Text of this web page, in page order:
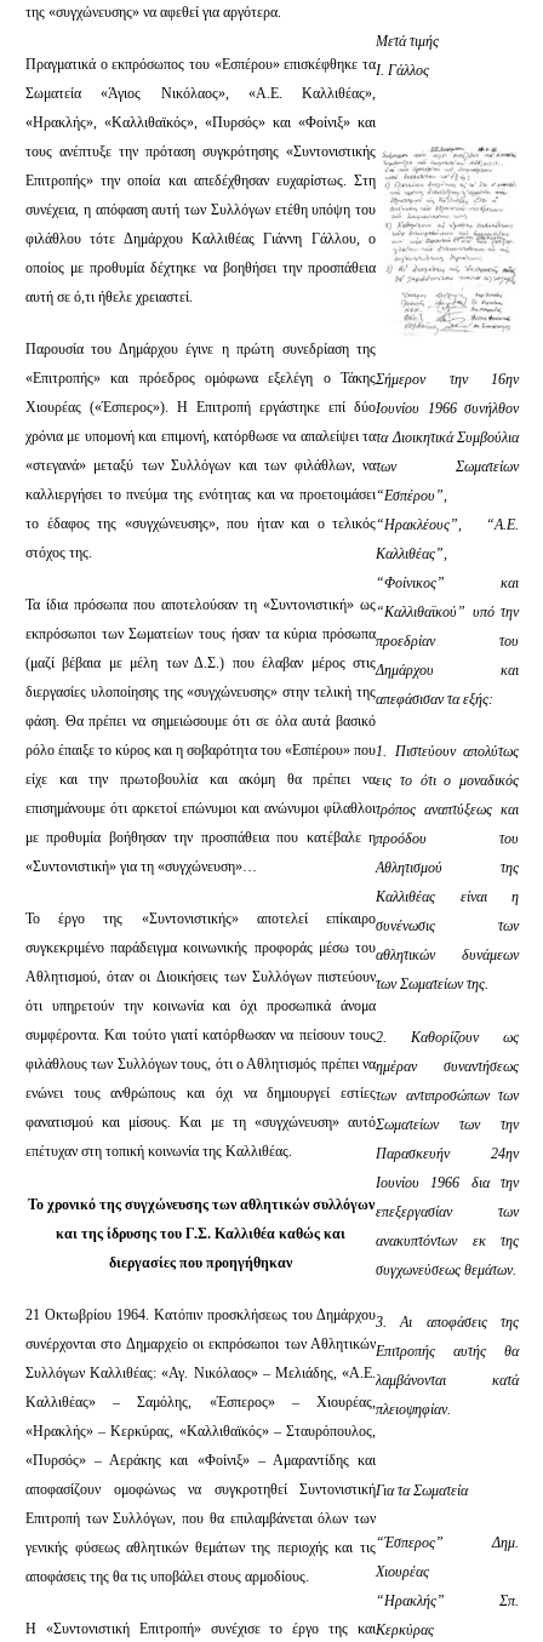
της «συγχώνευσης» να αφεθεί για αργότερα.
Πραγματικά ο εκπρόσωπος του «Εσπέρου» επισκέφθηκε τα
Σωματεία «Άγιος Νικόλαος», «Α.Ε. Καλλιθέας»,
«Ηρακλής», «Καλλιθαϊκός», «Πυρσός» και «Φοίνιξ» και
τους ανέπτυξε την πρόταση συγκρότησης «Συντονιστικής
Επιτροπής» την οποία και απεδέχθησαν ευχαρίστως. Στη
συνέχεια, η απόφαση αυτή των Συλλόγων ετέθη υπόψη του
φιλάθλου τότε Δημάρχου Καλλιθέας Γιάννη Γάλλου, ο
οποίος με προθυμία δέχτηκε να βοηθήσει την προσπάθεια
αυτή σε ό,τι ήθελε χρειαστεί.
Παρουσία του Δημάρχου έγινε η πρώτη συνεδρίαση της
«Επιτροπής» και πρόεδρος ομόφωνα εξελέγη ο Τάκης
Χιουρέας («Έσπερος»). Η Επιτροπή εργάστηκε επί δύο
χρόνια με υπομονή και επιμονή, κατόρθωσε να απαλείψει τα
«στεγανά» μεταξύ των Συλλόγων και των φιλάθλων, να
καλλιεργήσει το πνεύμα της ενότητας και να προετοιμάσει
το έδαφος της «συγχώνευσης», που ήταν και ο τελικός
στόχος της.
Τα ίδια πρόσωπα που αποτελούσαν τη «Συντονιστική» ως
εκπρόσωποι των Σωματείων τους ήσαν τα κύρια πρόσωπα
(μαζί βέβαια με μέλη των Δ.Σ.) που έλαβαν μέρος στις
διεργασίες υλοποίησης της «συγχώνευσης» στην τελική της
φάση. Θα πρέπει να σημειώσουμε ότι σε όλα αυτά βασικό
ρόλο έπαιξε το κύρος και η σοβαρότητα του «Εσπέρου» που
είχε και την πρωτοβουλία και ακόμη θα πρέπει να
επισημάνουμε ότι αρκετοί επώνυμοι και ανώνυμοι φίλαθλοι
με προθυμία βοήθησαν την προσπάθεια που κατέβαλε η
«Συντονιστική» για τη «συγχώνευση»…
Το έργο της «Συντονιστικής» αποτελεί επίκαιρο
συγκεκριμένο παράδειγμα κοινωνικής προφοράς μέσω του
Αθλητισμού, όταν οι Διοικήσεις των Συλλόγων πιστεύουν
ότι υπηρετούν την κοινωνία και όχι προσωπικά άνομα
συμφέροντα. Και τούτο γιατί κατόρθωσαν να πείσουν τους
φιλάθλους των Συλλόγων τους, ότι ο Αθλητισμός πρέπει να
ενώνει τους ανθρώπους και όχι να δημιουργεί εστίες
φανατισμού και μίσους. Και με τη «συγχώνευση» αυτό
επέτυχαν στη τοπική κοινωνία της Καλλιθέας.
Το χρονικό της συγχώνευσης των αθλητικών συλλόγων
και της ίδρυσης του Γ.Σ. Καλλιθέα καθώς και
διεργασίες που προηγήθηκαν
21 Οκτωβρίου 1964. Κατόπιν προσκλήσεως του Δημάρχου
συνέρχονται στο Δημαρχείο οι εκπρόσωποι των Αθλητικών
Συλλόγων Καλλιθέας: «Αγ. Νικόλαος» – Μελιάδης, «Α.Ε.
Καλλιθέας» – Σαμόλης, «Έσπερος» – Χιουρέας,
«Ηρακλής» – Κερκύρας, «Καλλιθαϊκός» – Σταυρόπουλος,
«Πυρσός» – Αεράκης και «Φοίνιξ» – Αμαραντίδης και
αποφασίζουν ομοφώνως να συγκροτηθεί Συντονιστική
Επιτροπή των Συλλόγων, που θα επιλαμβάνεται όλων των
γενικής φύσεως αθλητικών θεμάτων της περιοχής και τις
αποφάσεις της θα τις υποβάλει στους αρμοδίους.
Η «Συντονιστική Επιτροπή» συνέχισε το έργο της και
Μετά τιμής
Ι. Γάλλος
Σήμερον την 16ην
Ιουνίου 1966 συνήλθον
τα Διοικητικά Συμβούλια
των Σωματείων
“Εσπέρου”,
“Ηρακλέους”, “Α.Ε.
Καλλιθέας”,
“Φοίνικος” και
“Καλλιθαϊκού” υπό την
προεδρίαν του
Δημάρχου και
απεφάσισαν τα εξής:
1. Πιστεύουν απολύτως
εις το ότι ο μοναδικός
τρόπος αναπτύξεως και
προόδου του
Αθλητισμού της
Καλλιθέας είναι η
συνένωσις των
αθλητικών δυνάμεων
των Σωματείων της.
2. Καθορίζουν ως
ημέραν συναντήσεως
των αντιπροσώπων των
Σωματείων των την
Παρασκευήν 24ην
Ιουνίου 1966 δια την
επεξεργασίαν των
ανακυπτόντων εκ της
συγχωνεύσεως θεμάτων.
3. Αι αποφάσεις της
Επιτροπής αυτής θα
λαμβάνονται κατά
πλειοψηφίαν.
Για τα Σωματεία
“Έσπερος” Δημ.
Χιουρέας
“Ηρακλής” Σπ.
Κερκύρας